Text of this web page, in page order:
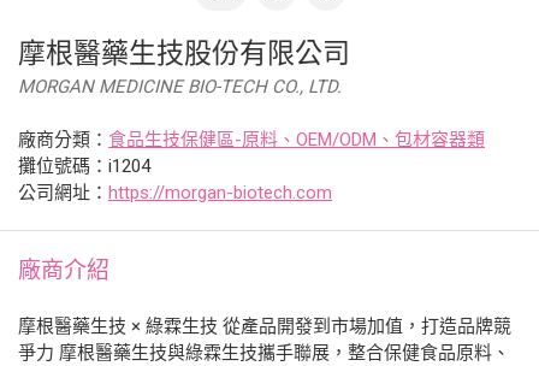
摩根醫藥生技股份有限公司
MORGAN MEDICINE BIO-TECH CO., LTD.
廠商分類： 食品生技保健區-原料、OEM/ODM、包材容器類
攤位號碼：i1204
公司網址： https://morgan-biotech.com
廠商介紹
摩根醫藥生技 × 綠霖生技 從產品開發到市場加值，打造品牌競
爭力 摩根醫藥生技與綠霖生技攜手聯展，整合保健食品原料、